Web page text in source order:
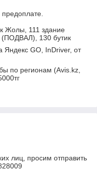
Жолы, 111 здание
(ПОДВАЛ), 130 бутик
Яндекс GO, InDriver, от
по регионам (Avis.kz,
лиц, просим отправить